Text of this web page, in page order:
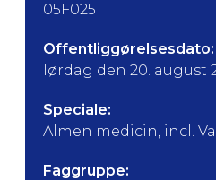
05F025
Offentliggørelsesdato:
lørdag den 20. august
Speciale:
Almen medicin, incl.
Faggruppe: